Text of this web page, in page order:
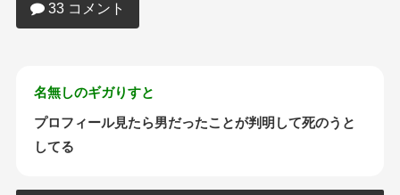
33 コメント
名無しのギガりすと
プロフィール見たら男だったことが判明して死のうと
してる